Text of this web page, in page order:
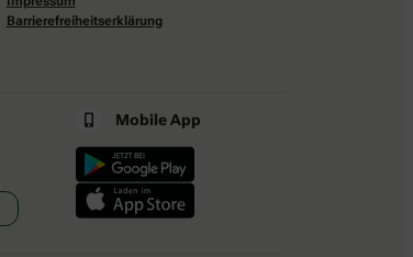
Barrierefreiheitserklärung
Mobile App